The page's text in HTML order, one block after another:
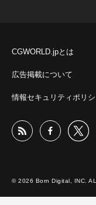
CGWORLD.jpとは
広告掲載について
情報セキュリティポリ
© 2026 Born Digital, INC.